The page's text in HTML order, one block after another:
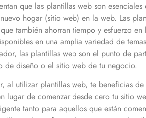
que las plantillas web son
hogar (sitio web) en la web. Las
también ahorran tiempo y esfuerzo
en una amplia variedad de
las plantillas web son el punto de
de diseño o el sitio web de tu negocio.
al utilizar plantillas web, te beneficias
lugar de comenzar desde cero tu sitio
tanto para aquellos que están